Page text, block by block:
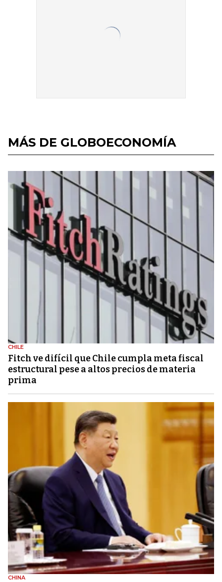
MÁS DE GLOBOECONOMÍA
CHILE
Fitch ve difícil que Chile cumpla meta fiscal
estructural pese a altos precios de materia
prima
CHINA